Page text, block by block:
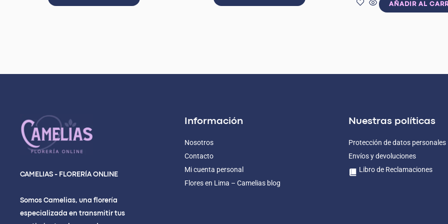
AÑADIR AL
CAMELIAS - FLORERÍA ONLINE
Somos Camelias, una florería
especializada en transmitir tus
Información
Nosotros
Contacto
Mi cuenta personal
Flores en Lima – Camelias blog
Nuestras políticas
Protección de datos personales
Envíos y devoluciones
Libro de Reclamaciones